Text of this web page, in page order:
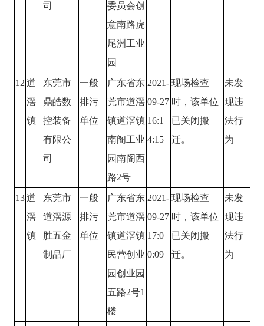
司
委员会创
意南路虎
尾洲工业
园
12 道
滘
镇
东莞市
鼎皓数
控装备
有限公
司
一般
排污
单位
广东省东
莞市道滘
镇道滘镇
南阁工业
园南阁西
路2号
2021-
09-27
16:1
4:15
现场检查
时，该单位
已关闭搬
迁。
未发
现违
法行
为
13 道
滘
镇
东莞市
道滘源
胜五金
制品厂
一般
排污
单位
广东省东
莞市道滘
镇道滘镇
民营创业
园创业园
五路2号1
楼
2021-
09-27
17:0
0:09
现场检查
时，该单位
已关闭搬
迁。
未发
现违
法行
为